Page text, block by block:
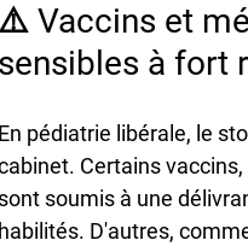
⚠️ Vaccins et
sensibles à fort
En pédiatrie libérale, le
Certains
sont soumis à une
habilités. D'autres,